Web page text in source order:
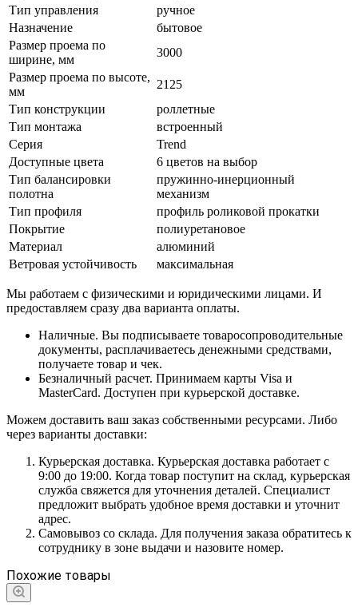
Тип управления
ручное
Назначение
бытовое
Размер проема по
ширине, мм
3000
Размер проема по высоте,
мм
2125
Тип конструкции
роллетные
Тип монтажа
встроенный
Серия
Trend
Доступные цвета
6 цветов на выбор
Тип балансировки
полотна
пружинно-инерционный
механизм
Тип профиля
профиль роликовой прокатки
Покрытие
полиуретановое
Материал
алюминий
Ветровая устойчивость
максимальная
Мы работаем с физическими и юридическими лицами. И
предоставляем сразу два варианта оплаты.
Наличные. Вы подписываете товаросопроводительные
документы, расплачиваетесь денежными средствами,
получаете товар и чек.
Безналичный расчет. Принимаем карты Visa и
MasterCard. Доступен при курьерской доставке.
Можем доставить ваш заказ собственными ресурсами. Либо
через варианты доставки:
Курьерская доставка. Курьерская доставка работает с
9:00 до 19:00. Когда товар поступит на склад, курьерская
служба свяжется для уточнения деталей. Специалист
предложит выбрать удобное время доставки и уточнит
адрес.
Самовывоз со склада. Для получения заказа обратитесь к
сотруднику в зоне выдачи и назовите номер.
Похожие товары